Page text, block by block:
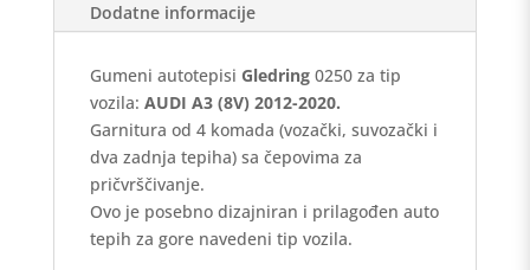
Dodatne informacije
Gumeni autotepisi Gledring0250 za tip
vozila: AUDI A3 (8V) 2012-2020.
Garnitura od 4 komada (vozački, suvozački i
dva zadnja tepiha) sa čepovima za
pričvrščivanje.
Ovo je posebno dizajniran i prilagođen auto
tepih za gore navedeni tip vozila.